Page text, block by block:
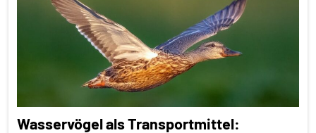
Einflüsse
Artikel
Wasservögel als Transportmittel: